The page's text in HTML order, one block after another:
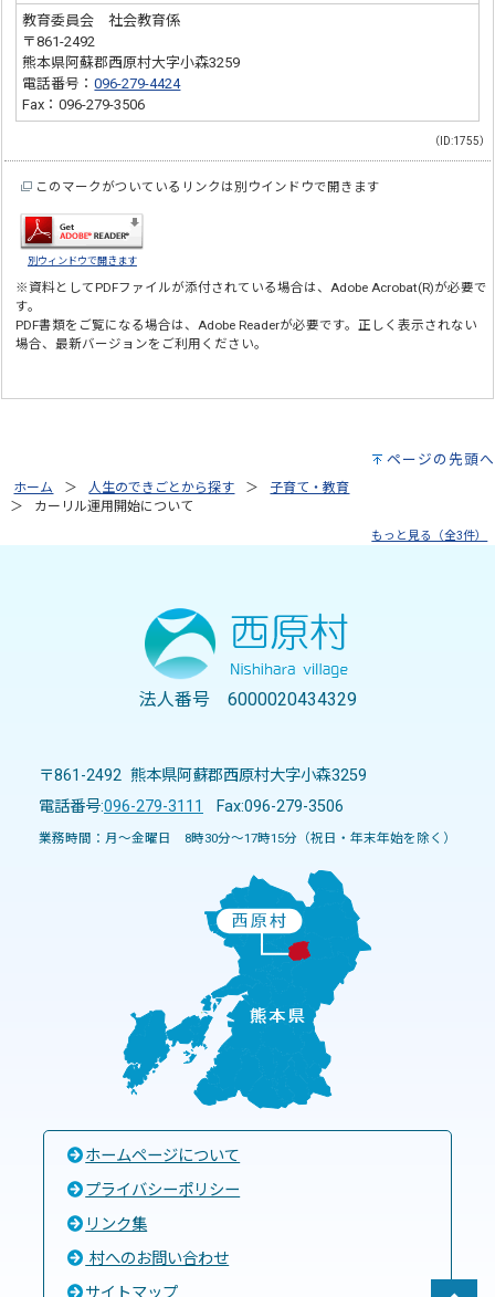
教育委員会 社会教育係
〒861-2492
熊本県阿蘇郡西原村大字小森3259
電話番号：096-279-4424
Fax：096-279-3506
（ID:1755）
このマークがついているリンクは別ウインドウで開きます
別ウィンドウで開きます
※資料としてPDFファイルが添付されている場合は、Adobe Acrobat(R)が必要で
す。
PDF書類をご覧になる場合は、Adobe Readerが必要です。正しく表示されない
場合、最新バージョンをご利用ください。
ページの先頭へ
ホーム 人生のできごとから探す
子育て・教育
カーリル運用開始について
もっと見る（全3件）
法人番号 6000020434329
〒861-2492 熊本県阿蘇郡西原村大字小森3259
電話番号:096-279-3111 Fax:096-279-3506
業務時間：月～金曜日 8時30分～17時15分（祝日・年末年始を除く）
ホームページについて
プライバシーポリシー
リンク集
村へのお問い合わせ
サイトマップ